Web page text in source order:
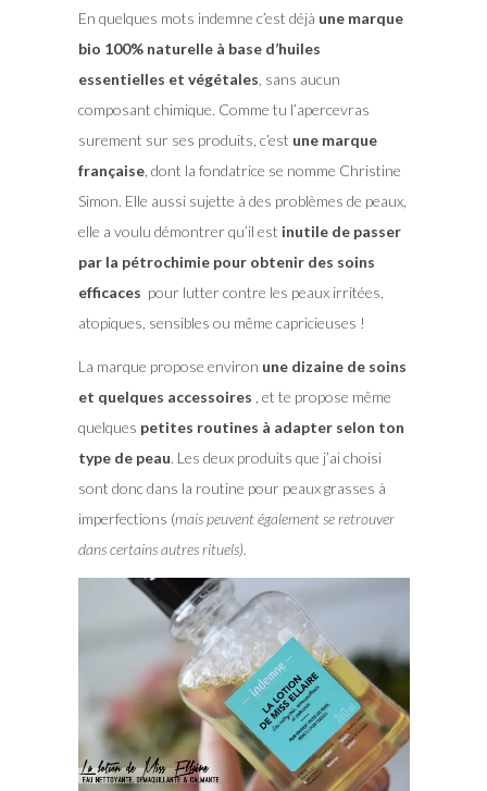
En quelques mots indemne c’est déjà une marque
bio 100% naturelle à base d’huiles
essentielles et végétales , sans aucun
composant chimique. Comme tu l’apercevras
surement sur ses produits, c’est une marque
française, dont la fondatrice se nomme Christine
Simon. Elle aussi sujette à des problèmes de peaux,
elle a voulu démontrer qu’il est inutile de passer
par la pétrochimie pour obtenir des soins
efficaces pour lutter contre les peaux irritées,
atopiques, sensibles ou même capricieuses !
La marque propose environ une dizaine de soins
et quelques accessoires , et te propose même
quelques petites routines à adapter selon ton
type de peau. Les deux produits que j’ai choisi
sont donc dans la routine pour peaux grasses à
imperfections (mais peuvent également se retrouver
dans certains autres rituels).